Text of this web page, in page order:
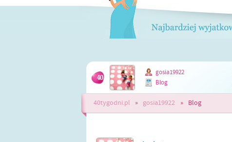
gosia19922
Blog
40tygodni.pl » gosia19922 » Blog